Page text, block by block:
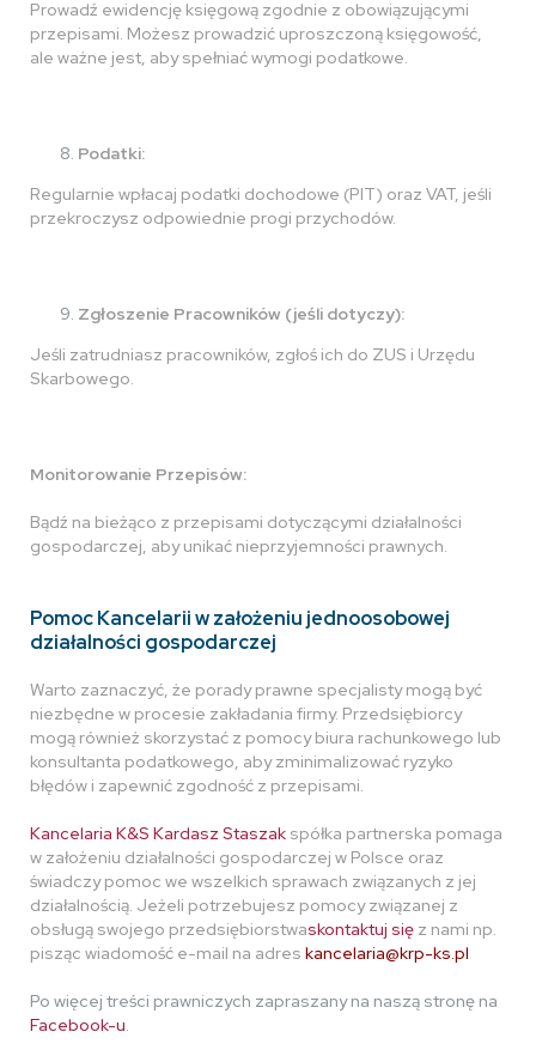
Prowadź ewidencję księgową zgodnie z obowiązującymi
przepisami. Możesz prowadzić uproszczoną księgowość,
ale ważne jest, aby spełniać wymogi podatkowe.
Podatki:
Regularnie wpłacaj podatki dochodowe (PIT) oraz VAT, jeśli
przekroczysz odpowiednie progi przychodów.
Zgłoszenie Pracowników (jeśli dotyczy):
Jeśli zatrudniasz pracowników, zgłoś ich do ZUS i Urzędu
Skarbowego.
Monitorowanie Przepisów:
Bądź na bieżąco z przepisami dotyczącymi działalności
gospodarczej, aby unikać nieprzyjemności prawnych.
Pomoc Kancelarii w założeniu jednoosobowej
działalności gospodarczej
Warto zaznaczyć, że porady prawne specjalisty mogą być
niezbędne w procesie zakładania firmy. Przedsiębiorcy
mogą również skorzystać z pomocy biura rachunkowego lub
konsultanta podatkowego, aby zminimalizować ryzyko
błędów i zapewnić zgodność z przepisami.
Kancelaria K&S Kardasz Staszak spółka partnerska pomaga
w założeniu działalności gospodarczej w Polsce oraz
świadczy pomoc we wszelkich sprawach związanych z jej
działalnością. Jeżeli potrzebujesz pomocy związanej z
obsługą swojego przedsiębiorstwaskontaktuj się z nami np.
pisząc wiadomość e-mail na adres kancelaria@krp-ks.pl
Po więcej treści prawniczych zapraszany na naszą stronę na
Facebook-u.